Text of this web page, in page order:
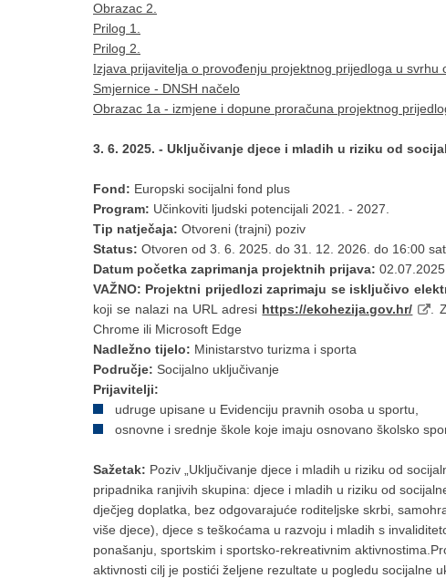
Obrazac 2.
Prilog 1.
Prilog 2.
Izjava prijavitelja o provođenju projektnog prijedloga u
Smjernice - DNSH načelo
Obrazac 1a - izmjene i dopune proračuna projektnog
3. 6. 2025. - Uključivanje djece i mladih u riziku od
Fond: Europski socijalni fond plus
Program: Učinkoviti ljudski potencijali 2021. - 2027.
Tip natječaja: Otvoreni (trajni) poziv
Status: Otvoren od 3. 6. 2025. do 31. 12. 2026. do 16:00
Datum početka zaprimanja projektnih prijava:
VAŽNO: Projektni prijedlozi zaprimaju se isključivo
koji se nalazi na URL adresi https://ekohezija.gov.hr/
.
Chrome ili Microsoft Edge
Nadležno tijelo: Ministarstvo turizma i sporta
Područje: Socijalno uključivanje
Prijavitelji:
udruge upisane u Evidenciju pravnih osoba u sportu,
osnovne i srednje škole koje imaju osnovano školsko
Sažetak: Poziv „Uključivanje djece i mladih u riziku od
pripadnika ranjivih skupina: djece i mladih u riziku od
dječjeg doplatka, bez odgovarajuće roditeljske skrbi,
više djece), djece s teškoćama u razvoju i mladih s
ponašanju, sportskim i sportsko-rekreativnim
aktivnosti cilj je postići željene rezultate u pogledu socijalne